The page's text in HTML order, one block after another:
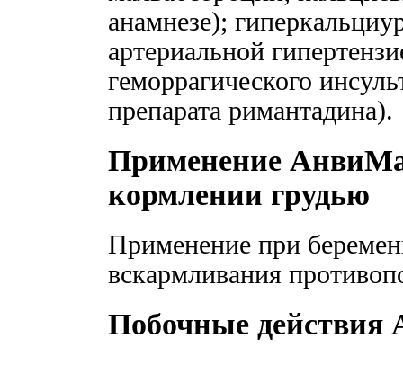
анамнезе);
артериальной
геморрагического
препарата римантадина).
Применение
кормлении грудью
Применение при
вскармливания
Побочные действия